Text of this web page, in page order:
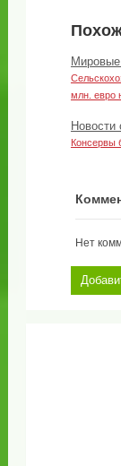
Мировые
млн. евро
Новости
Консервы
Нет